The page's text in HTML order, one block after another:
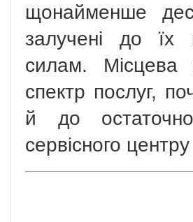
щонайменше
залучені до їх
силам. Місцева
спектр послуг,
й до
сервісного центру